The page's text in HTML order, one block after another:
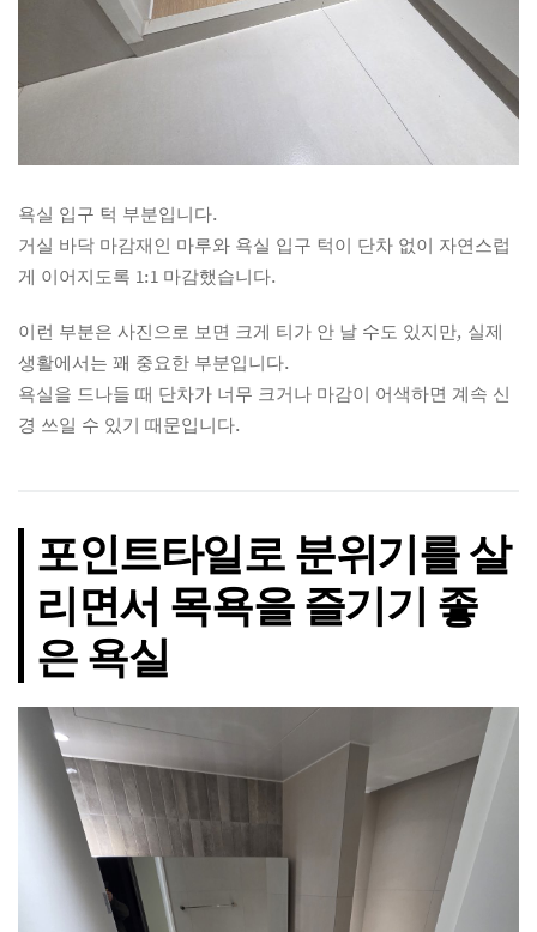
욕실 입구 턱 부분입니다.
거실 바닥 마감재인 마루와 욕실 입구 턱이 단차 없이 자연스럽
게 이어지도록 1:1 마감했습니다.
이런 부분은 사진으로 보면 크게 티가 안 날 수도 있지만, 실제
생활에서는 꽤 중요한 부분입니다.
욕실을 드나들 때 단차가 너무 크거나 마감이 어색하면 계속 신
경 쓰일 수 있기 때문입니다.
포인트타일로 분위기를 살
리면서 목욕을 즐기기 좋
은 욕실